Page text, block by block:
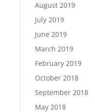
August 2019
July 2019
June 2019
March 2019
February 2019
October 2018
September 2018
May 2018